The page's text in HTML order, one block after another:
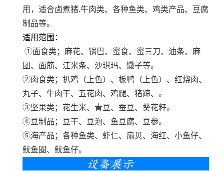
用，适合卤煮猪.牛肉类、各种鱼类、鸡类产品、豆腐
制品等。
适用范围：
①面食类；麻花、锅巴、蜜食、蜜三刀、油条、麻
团、面筋、江米条、沙琪玛、馓子等。
②肉食类；扒鸡（上色）、板鸭（上色）、红烧肉、
丸子、牛肉干、五花肉、鸡腿、猪蹄、。
③坚果类；花生米、青豆、蚕豆、葵花籽。
④豆制品；豆干、豆泡、鱼豆腐、豆参。
⑤海产品；各种鱼类、虾仁、扇贝、海红、小鱼仔、
鱿鱼圈、鱿鱼仔。